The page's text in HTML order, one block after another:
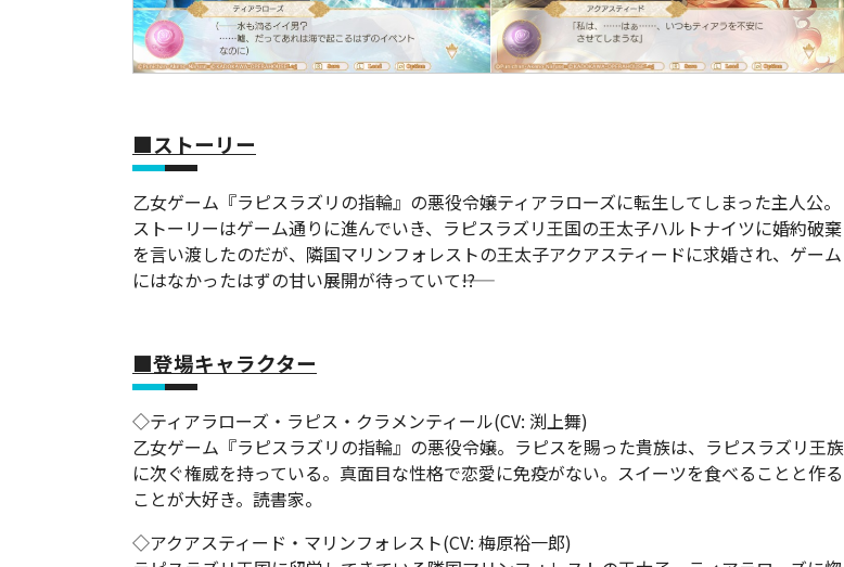
■ストーリー
乙女ゲーム『ラピスラズリの指輪』の悪役令嬢ティアラローズに転生してしまった主人公。
ストーリーはゲーム通りに進んでいき、ラピスラズリ王国の王太子ハルトナイツに婚約破棄
を言い渡したのだが、隣国マリンフォレストの王太子アクアスティードに求婚され、ゲーム
にはなかったはずの甘い展開が待っていて――!?
■登場キャラクター
◇ティアラローズ・ラピス・クラメンティール(CV: 渕上舞)
乙女ゲーム『ラピスラズリの指輪』の悪役令嬢。ラピスを賜った貴族は、ラピスラズリ王族
に次ぐ権威を持っている。真面目な性格で恋愛に免疫がない。スイーツを食べることと作る
ことが大好き。読書家。
◇アクアスティード・マリンフォレスト(CV: 梅原裕一郎)